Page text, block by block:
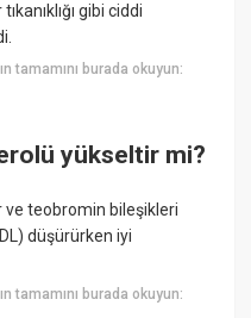
gibi ciddi
tamamını burada okuyun:
yükseltir mi?
ve teobromin bileşikleri
düşürürken iyi
tamamını burada okuyun: